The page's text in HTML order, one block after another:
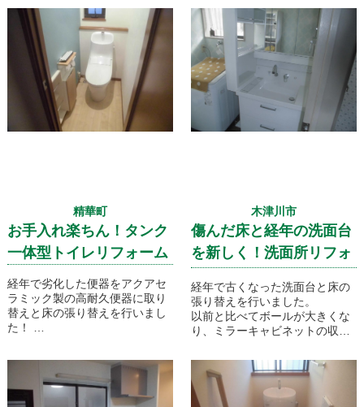
介です。文化財指定を受けてい
るだけに文化庁の調査官との打
ち合わせもあり、お客様のご要
望通りに自由には改造させてく
れない工事でした。
現在の構造部材を生かしながら
耐震性をプラスし間取りも大き
く変える工事でしたので初期段
階での
ションフロアも相まって、とて
も落ち着きのあるトイレ空間に
仕上がりました。
精華町
お手入れ楽ちん！タンク
一体型トイレリフォーム
経年で劣化した便器をアクアセ
ラミック製の高耐久便器に取り
替えと床の張り替えを行いまし
た！
アの張り替えのおかげで全体的
に明るく仕上がりました。
木津川市
傷んだ床と経年の洗面台
を新しく！洗面所リフォ
経年で古くなった洗面台と床の
張り替えを行いました。
以前と比べてボールが大きくな
り、ミラーキャビネットの収納
た。